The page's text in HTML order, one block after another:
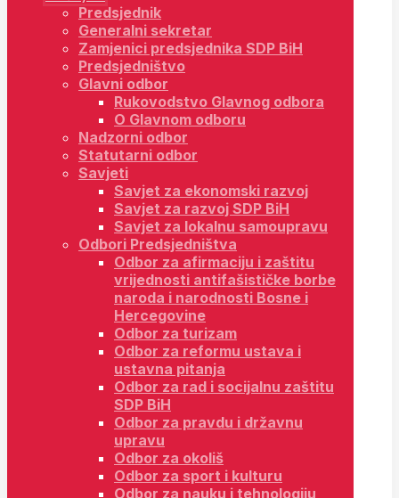
Predsjednik
Generalni sekretar
Zamjenici predsjednika SDP BiH
Predsjedništvo
Glavni odbor
Rukovodstvo Glavnog odbora
O Glavnom odboru
Nadzorni odbor
Statutarni odbor
Savjeti
Savjet za ekonomski razvoj
Savjet za razvoj SDP BiH
Savjet za lokalnu samoupravu
Odbori Predsjedništva
Odbor za afirmaciju i zaštitu
vrijednosti antifašističke borbe
naroda i narodnosti Bosne i
Hercegovine
Odbor za turizam
Odbor za reformu ustava i
ustavna pitanja
Odbor za rad i socijalnu zaštitu
SDP BiH
Odbor za pravdu i državnu
upravu
Odbor za okoliš
Odbor za sport i kulturu
Odbor za nauku i tehnologiju